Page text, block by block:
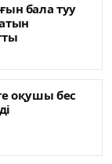
бала туу
оқушы бес